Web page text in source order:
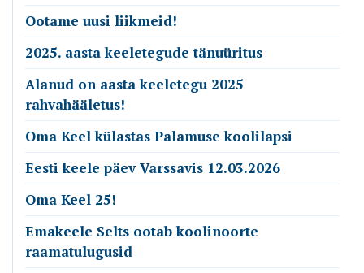
Ootame uusi liikmeid!
2025. aasta keeletegude tänuüritus
Alanud on aasta keeletegu 2025
rahvahääletus!
Oma Keel külastas Palamuse koolilapsi
Eesti keele päev Varssavis 12.03.2026
Oma Keel 25!
Emakeele Selts ootab koolinoorte
raamatulugusid